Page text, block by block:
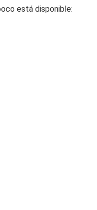
está disponible: